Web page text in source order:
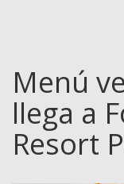
Menú
llega a
Resort